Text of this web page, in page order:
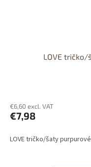
LOVE tričko/
€6,60 excl. VAT
€7,98
LOVE tričko/šaty